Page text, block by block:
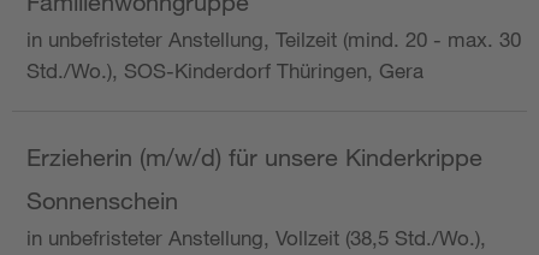
in unbefristeter Anstellung, Teilzeit (mind. 20 - max. 30
Std./Wo.), SOS-Kinderdorf Thüringen, Gera
Erzieherin (m/w/d) für unsere Kinderkrippe
Sonnenschein
in unbefristeter Anstellung, Vollzeit (38,5 Std./Wo.),